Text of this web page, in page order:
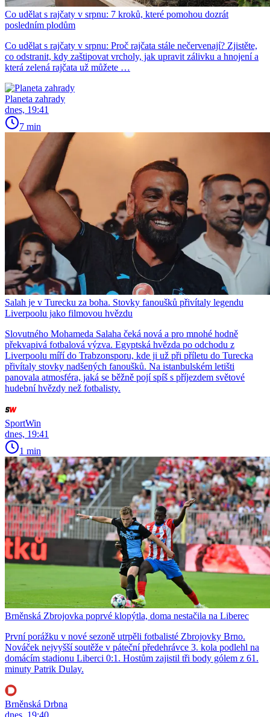
Co udělat s rajčaty v srpnu: 7 kroků, které pomohou dozrát
posledním plodům
Co udělat s rajčaty v srpnu: Proč rajčata stále nečervenají? Zjistěte,
co odstranit, kdy zaštipovat vrcholy, jak upravit zálivku a hnojení a
která zelená rajčata už můžete …
Planeta zahrady
dnes, 19:41
7 min
Salah je v Turecku za boha. Stovky fanoušků přivítaly legendu
Liverpoolu jako filmovou hvězdu
Slovutného Mohameda Salaha čeká nová a pro mnohé hodně
překvapivá fotbalová výzva. Egyptská hvězda po odchodu z
Liverpoolu míří do Trabzonsporu, kde ji už při příletu do Turecka
přivítaly stovky nadšených fanoušků. Na istanbulském letišti
panovala atmosféra, jaká se běžně pojí spíš s příjezdem světové
hudební hvězdy než fotbalisty.
SportWin
dnes, 19:41
1 min
Brněnská Zbrojovka poprvé klopýtla, doma nestačila na Liberec
První porážku v nové sezoně utrpěli fotbalisté Zbrojovky Brno.
Nováček nejvyšší soutěže v páteční předehrávce 3. kola podlehl na
domácím stadionu Liberci 0:1. Hostům zajistil tři body gólem z 61.
minuty Patrik Dulay.
Brněnská Drbna
dnes, 19:40